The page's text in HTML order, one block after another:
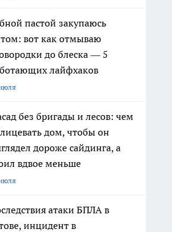
пастой закупаюсь
вот как отмываю
до блеска — 5
лайфхаков
без бригады и лесов: чем
дом, чтобы он
дороже сайдинга, а
вдвое меньше
атаки БПЛА в
инцидент в